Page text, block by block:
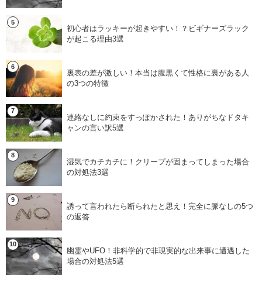
初心者はラッキーが起きやすい！？ビギナーズラック
が起こる理由3選
裏表の差が激しい！本当は腹黒くて性格に裏がある人
の3つの特徴
連絡なしに約束をすっぽかされた！ありがちなドタキ
ャンの言い訳5選
湿気でカチカチに！クリープが固まってしまった場合
の対処法3選
誘って言われたら断られたと思え！完全に脈なしの5つ
の返答
幽霊やUFO！非科学的で非現実的な出来事に遭遇した
場合の対処法5選